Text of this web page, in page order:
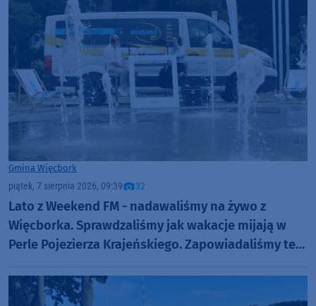
Gmina Więcbork
piątek, 7 sierpnia 2026, 09:39 32
Lato z Weekend FM - nadawaliśmy na żywo z
Więcborka. Sprawdzaliśmy jak wakacje mijają w
Perle Pojezierza Krajeńskiego. Zapowiadaliśmy też